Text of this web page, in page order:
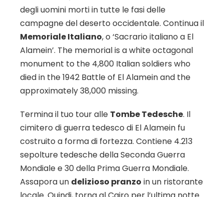
degli uomini morti in tutte le fasi delle
campagne del deserto occidentale. Continua il
Memoriale Italiano, o ‘Sacrario italiano a El
Alamein’. The memorial is a white octagonal
monument to the 4,800 Italian soldiers who
died in the 1942 Battle of El Alamein and the
approximately 38,000 missing.
Termina il tuo tour alle Tombe Tedesche. Il
cimitero di guerra tedesco di El Alamein fu
costruito a forma di fortezza. Contiene 4.213
sepolture tedesche della Seconda Guerra
Mondiale e 30 della Prima Guerra Mondiale.
Assapora un delizioso pranzo in un ristorante